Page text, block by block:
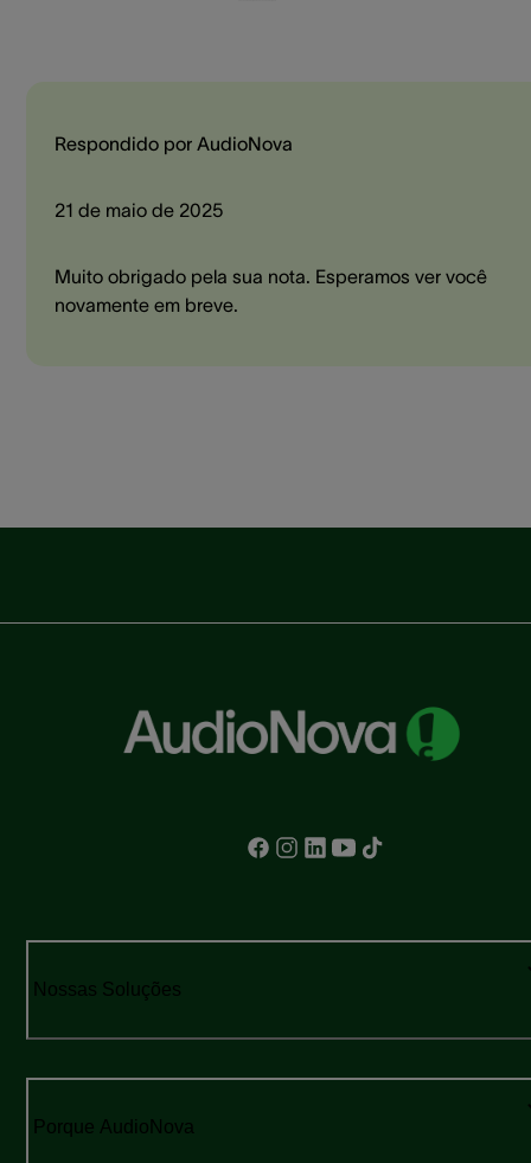
Respondido por AudioNova
21 de maio de 2025
Muito obrigado pela sua nota. Esperamos ver você
novamente em breve.
Nossas Soluções
Porque AudioNova